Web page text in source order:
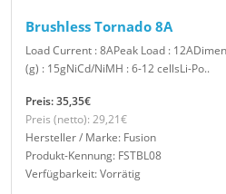
Brushless Tornado 8A
Load Current : 8APeak Load :
(g) : 15gNiCd/NiMH : 6-12 cellsLi-Po..
Preis: 35,35€
Preis (netto): 29,21€
Hersteller / Marke: Fusion
Produkt-Kennung: FSTBL08
Verfügbarkeit: Vorrätig